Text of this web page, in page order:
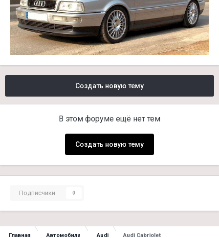
Создать новую тему
В этом форуме ещё нет тем
Создать новую тему
Подписчики 0
Главная Автомобили Audi Audi Cabriolet